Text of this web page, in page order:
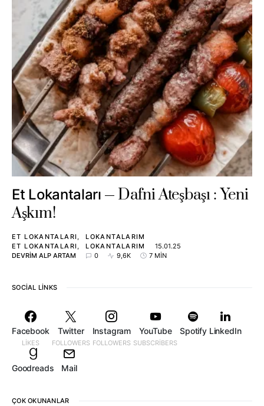
Et Lokantaları
Dafni Ateşbaşı : Yeni
Aşkım!
ET LOKANTALARI
LOKANTALARIM
ET LOKANTALARI
LOKANTALARIM
15.01.25
DEVRIM ALP ARTAM
0 9,6K 7 MIN
SOCIAL LINKS
Facebook
LIKES
Twitter
FOLLOWERS
Instagram
FOLLOWERS
YouTube
SUBSCRIBERS
Spotify LinkedIn
Goodreads Mail
ÇOK OKUNANLAR